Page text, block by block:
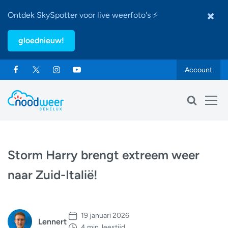
Ontdek SkySpotter voor live weerfoto's ⚡
gloednieuw!
Account
Storm Harry brengt extreem weer
naar Zuid-Italië!
Lennert
19 januari 2026